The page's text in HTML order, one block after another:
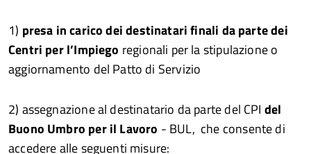
1) presa in carico dei destinatari finali da parte dei
Centri per l’Impiego regionali per la stipulazione o
aggiornamento del Patto di Servizio
2) assegnazione al destinatario da parte del CPI del
Buono Umbro per il Lavoro - BUL, che consente di
accedere alle seguenti misure: